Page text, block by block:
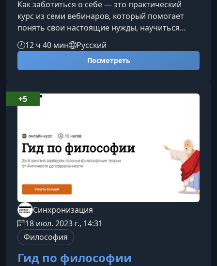
Как заботиться о себе — это практический
курс из семи вебинаров, который помогает
понять свои настоящие нужды, научиться
бережно относиться к себе и выстраивать
устойчивый жизненный баланс. В программе
— работа с эмоциями, ресурсами, личными
чём курсКаждый вебинар посвящён важному
аспекту самоподдержки. Лекторы — психологи
12 ч 40 мин Русский
Посмотреть
Синхронизация
18 июл. 2023 г., 14:31
Философия
Гид по философии
+5